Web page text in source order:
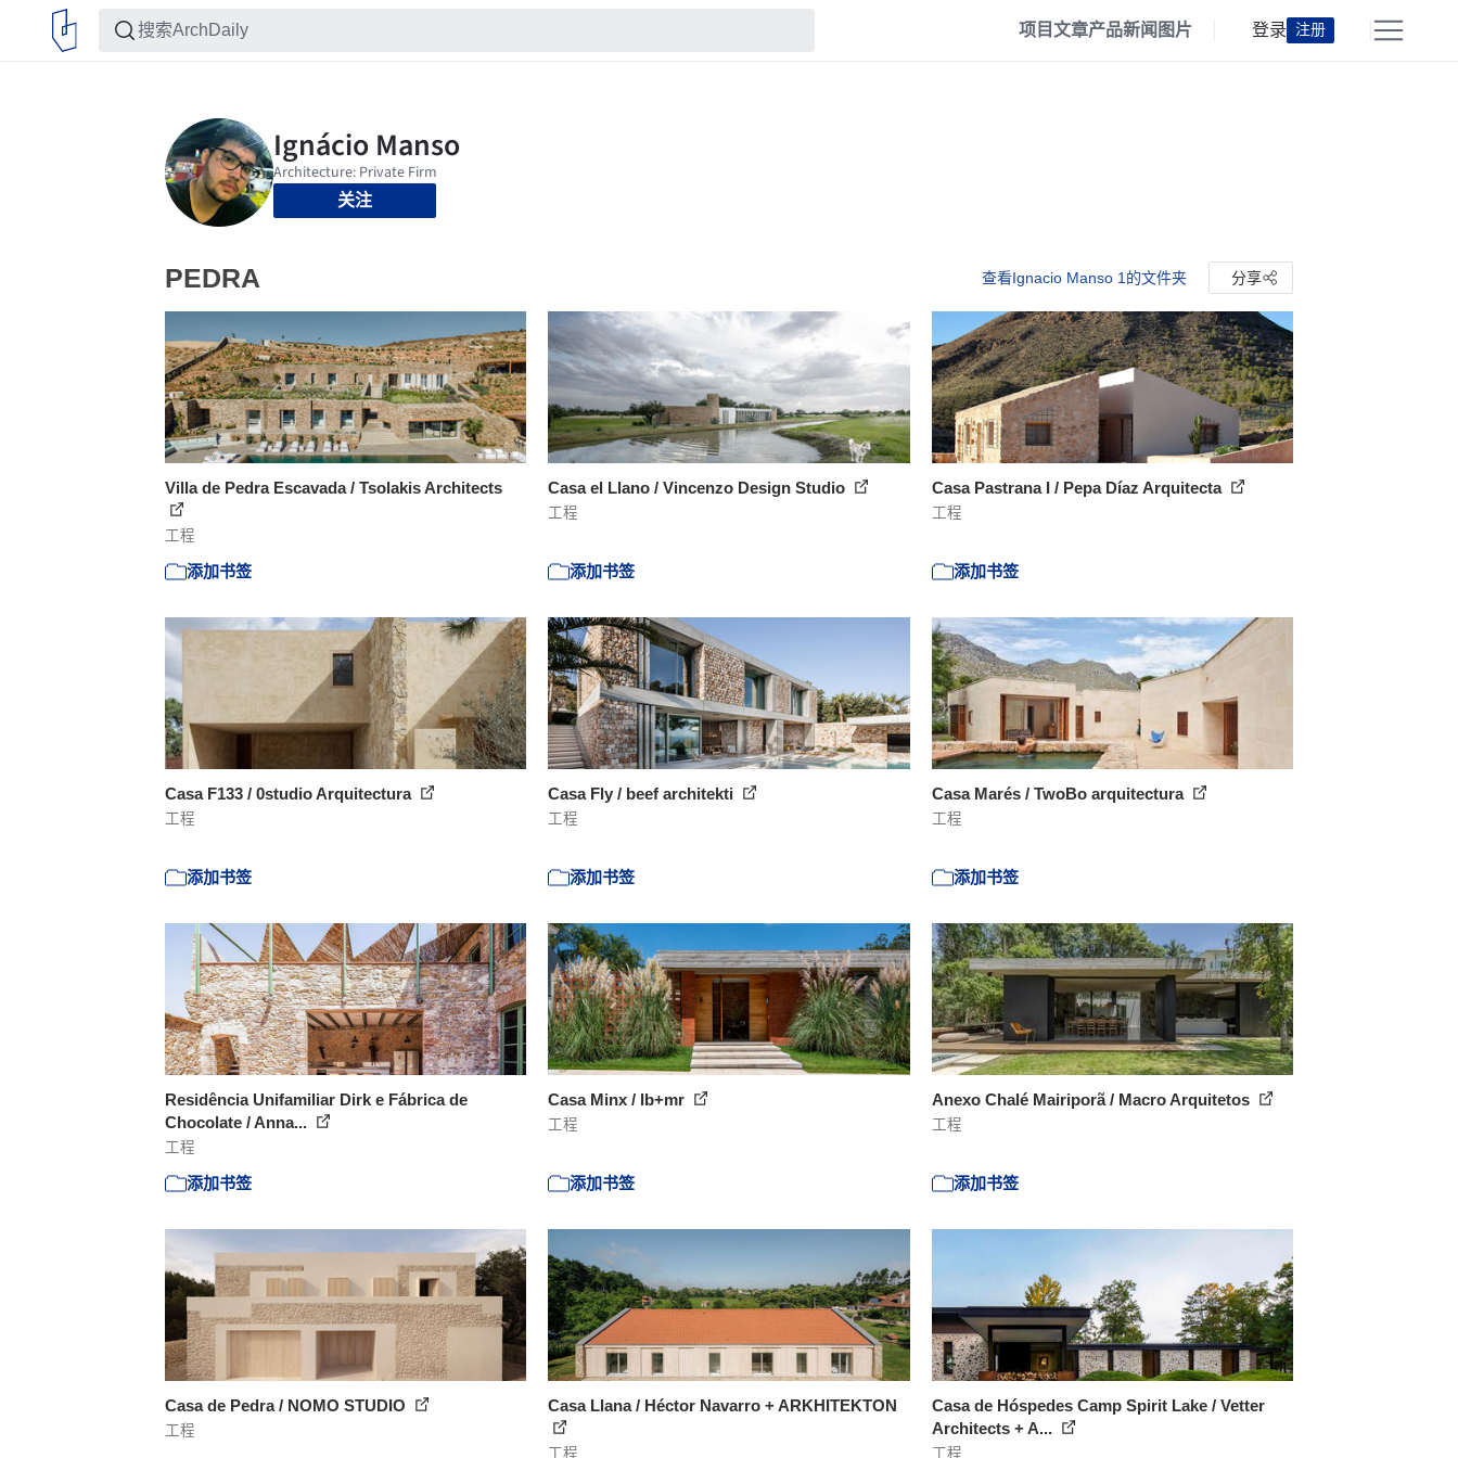
项目文章产品新闻 图片 登录 注册
关注
PEDRA 查看Ignacio Manso 1的文件夹 分享
Villa de Pedra Escavada / Tsolakis Architects
工程
添加书签
Casa el Llano / Vincenzo Design Studio
工程
添加书签
Casa Pastrana I / Pepa Díaz Arquitecta
工程
添加书签
Casa F133 / 0studio Arquitectura
工程
添加书签
Casa Fly / beef architekti
工程
添加书签
Casa Marés / TwoBo arquitectura
工程
添加书签
Residência Unifamiliar Dirk e Fábrica de
Chocolate / Anna...
工程
添加书签
Casa Minx / Ib+mr
工程
添加书签
Anexo Chalé Mairiporã / Macro Arquitetos
工程
添加书签
Casa de Pedra / NOMO STUDIO
工程
Casa Llana / Héctor Navarro + ARKHITEKTON
工程
Casa de Hóspedes Camp Spirit Lake / Vetter
Architects + A...
工程